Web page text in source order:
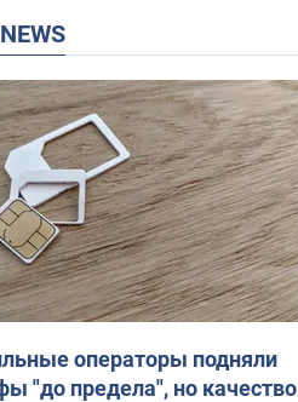
NEWS
операторы подняли
"до предела", но качество